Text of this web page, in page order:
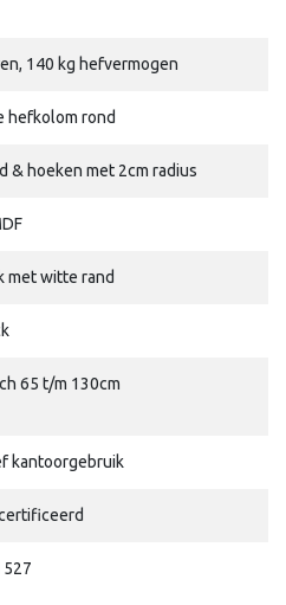
140 kg hefvermogen
hefkolom rond
& hoeken met 2cm radius
met witte rand
65 t/m 130cm
kantoorgebruik
527